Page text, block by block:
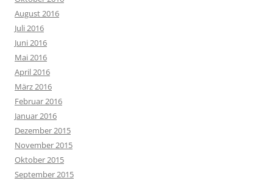
August 2016
Juli 2016
Juni 2016
Mai 2016
April 2016
März 2016
Februar 2016
Januar 2016
Dezember 2015
November 2015
Oktober 2015
September 2015